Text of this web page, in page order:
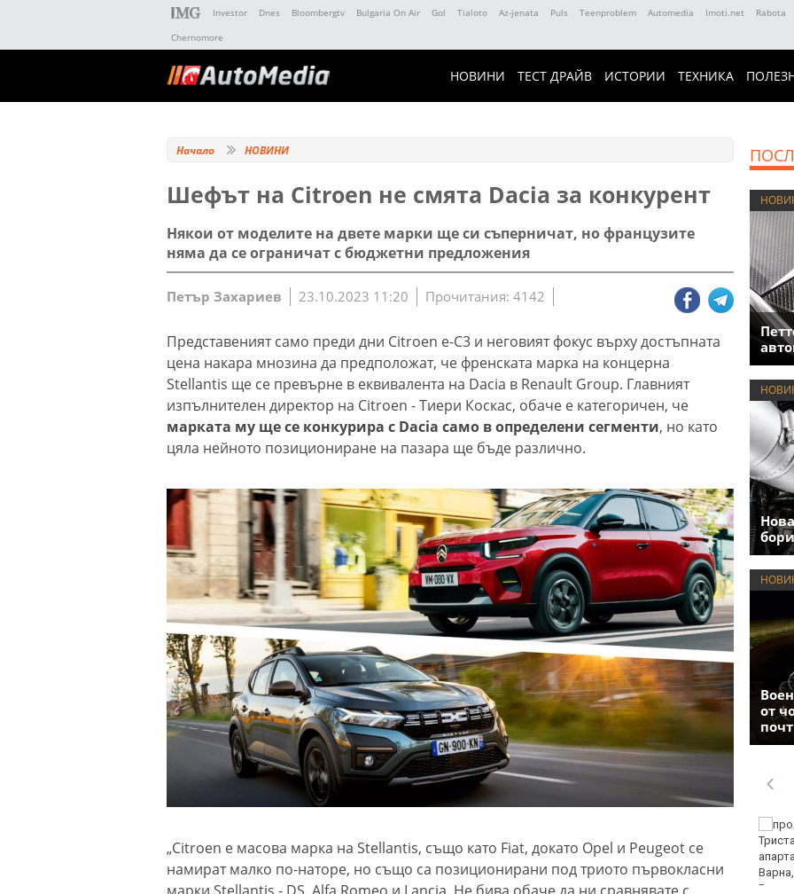
Investor Dnes Bloombergtv Bulgaria On Air Gol Tialoto Az-jenata Puls Teenproblem Automedia Imoti.net Rabota
Chernomore
НОВИНИ ТЕСТ ДРАЙВ ИСТОРИИ ТЕХНИКА
Начало НОВИНИ
Шефът на Citroen не смята Dacia за конкурент
Някои от моделите на двете марки ще си съперничат, но французите
няма да се ограничат с бюджетни предложения
Петър Захариев 23.10.2023 11:20 Прочитания: 4142
Представеният само преди дни Citroen e-C3 и неговият фокус върху достъпната
цена накара мнозина да предположат, че френската марка на концерна
Stellantis ще се превърне в еквивалента на Dacia в Renault Group. Главният
изпълнителен директор на Citroen - Тиери Коскас, обаче е категоричен, че
марката му ще се конкурира с Dacia само в определени сегменти, но като
цяла нейното позициониране на пазара ще бъде различно.
„Citroen е масова марка на Stellantis, също като Fiat, докато Opel и Peugeot се
намират малко по-наторе, но също са позиционирани под триото първокласни
от
катастрофи през
последното денонощие
у нас